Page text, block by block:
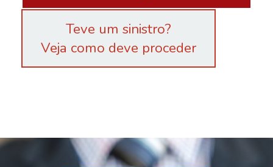
Teve um sinistro?
Veja como deve proceder